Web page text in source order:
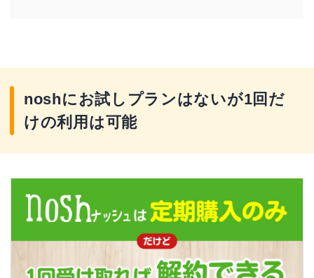
noshにお試しプランはないが1回だ
けの利用は可能